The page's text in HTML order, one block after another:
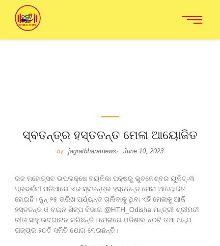
ସ୍ବତନ୍ତ୍ର ହସ୍ତତନ୍ତ ମେଳା ଆୟୋଜିତ
by jagratbharatnews- June 10, 2023
ରଜ ମହୋତ୍ସବ ଉପଲକ୍ଷେ ବୟନିକା ପକ୍ଷରୁ ଭୁବନେଶ୍ବର ୟୁନିଟ୍-୩
ପ୍ରଦର୍ଶନୀ ପଡିଆରେ ଏକ ସ୍ବତନ୍ତ୍ର ହସ୍ତତନ୍ତ ମେଳା ଆୟୋଜିତ
ହୋଇଛି। ଜୁନ୍ ୨୫ ତାରିଖ ପର୍ଯ୍ୟନ୍ତ ଚାଲିବାକୁ ଥିବା ଏହି ମେଳାକୁ ଆଜି
ହସ୍ତତନ୍ତ ଓ ବୟନ ଶିଳ୍ପ ବିଭାଗ @HTH_Odisha ମନ୍ତ୍ରୀ ଶ୍ରୀମତୀ
ରୀତା ସାହୁ ଉଦଘାଟନ କରିଛନ୍ତି। ମେଳାରେ ଓଡିଶାର ୪୦ଟି ତଥା ଅନ୍ଯ
ରାଜ୍ୟର ୨୦ଟି ସମିତି ଯୋଗ ଦେଇଛନ୍ତି।